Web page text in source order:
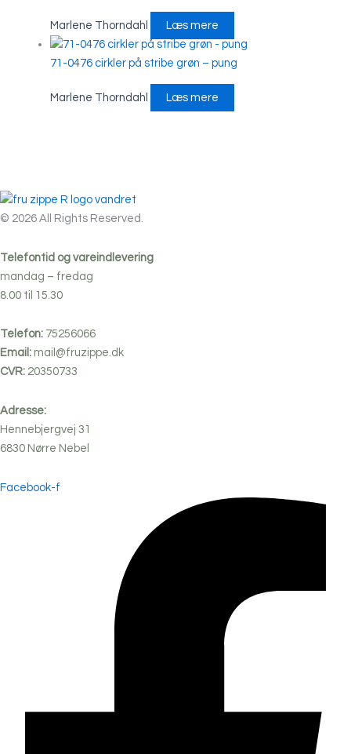
Marlene Thorndahl Læs mere
71-0476 cirkler på stribe grøn – pung
Marlene Thorndahl Læs mere
© 2026 All Rights Reserved.
Telefontid og vareindlevering
mandag – fredag
8.00 til 15.30
Telefon: 75256066
Email: mail@fruzippe.dk
CVR: 20350733
Adresse:
Hennebjergvej 31
6830 Nørre Nebel
Facebook-f